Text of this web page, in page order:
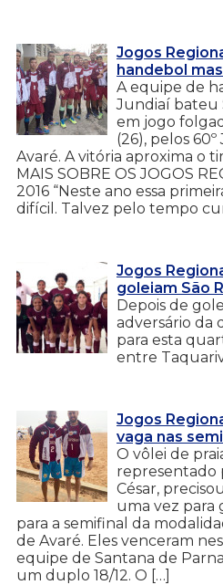
Jogos
handebol
A equipe de
Jundiaí bateu
em jogo
(26), pelos
Avaré. A vitória aproxima o
MAIS SOBRE OS JOGOS
2016 “Neste ano essa
difícil. Talvez pelo tempo
Jogos
goleiam São
Depois de
adversário da
para esta
entre
Jogos
vaga nas
O vôlei de
representado
César,
uma vez para
para a semifinal da
de Avaré. Eles venceram
equipe de Santana de
um duplo 18/12. O […]